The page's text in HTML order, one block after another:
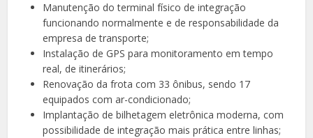
Manutenção do terminal físico de integração
funcionando normalmente e de responsabilidade da
empresa de transporte;
Instalação de GPS para monitoramento em tempo
real, de itinerários;
Renovação da frota com 33 ônibus, sendo 17
equipados com ar-condicionado;
Implantação de bilhetagem eletrônica moderna, com
possibilidade de integração mais prática entre linhas;